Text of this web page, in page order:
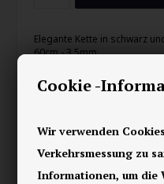
Cookie -
Wir verwenden
Verkehrsmessung zu
Informationen, um die
Elegante Kette in schwarz
60cm - 3,5mm
Ihre Sicherheit